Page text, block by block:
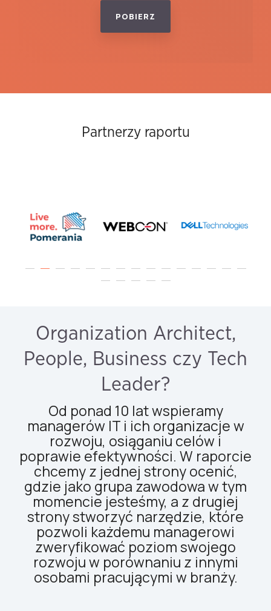
Partnerzy raportu
Organization Architect,
People, Business czy Tech
Leader?
Od ponad 10 lat wspieramy
managerów IT i ich organizacje w
rozwoju, osiąganiu celów i
poprawie efektywności. W raporcie
chcemy z jednej strony ocenić,
gdzie jako grupa zawodowa w tym
momencie jesteśmy, a z drugiej
strony stworzyć narzędzie, które
pozwoli każdemu managerowi
zweryfikować poziom swojego
rozwoju w porównaniu z innymi
osobami pracującymi w branży.